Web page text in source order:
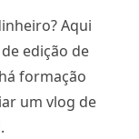
Aqui
edição de
formação
um vlog de